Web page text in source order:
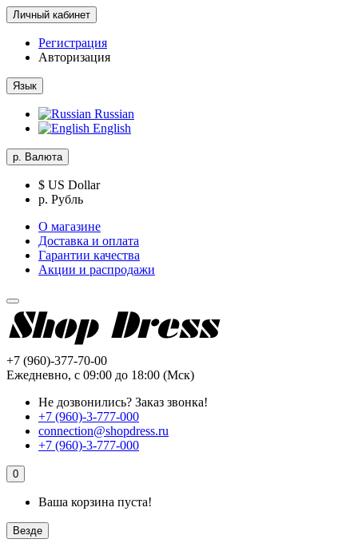
Личный кабинет
Регистрация
Авторизация
Язык
Russian
English
р. Валюта
$ US Dollar
р. Рубль
О магазине
Доставка и оплата
Гарантии качества
Акции и распродажи
+7 (960)-377-70-00
Ежедневно, с 09:00 до 18:00 (Мск)
Не дозвонились? Заказ звонка!
+7 (960)-3-777-000
connection@shopdress.ru
+7 (960)-3-777-000
0
Ваша корзина пуста!
Везде